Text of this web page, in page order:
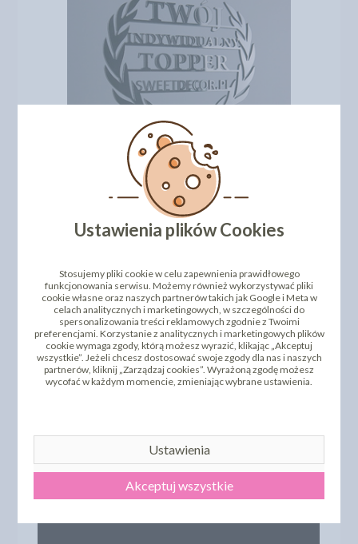
Proces tworzenia topperów
Ustawienia plików Cookies
Stosujemy pliki cookie w celu zapewnienia prawidłowego
funkcjonowania serwisu. Możemy również wykorzystywać pliki
cookie własne oraz naszych partnerów takich jak Google i Meta w
celach analitycznych i marketingowych, w szczególności do
spersonalizowania treści reklamowych zgodnie z Twoimi
preferencjami. Korzystanie z analitycznych i marketingowych plików
cookie wymaga zgody, którą możesz wyrazić, klikając „Akceptuj
wszystkie”. Jeżeli chcesz dostosować swoje zgody dla nas i naszych
partnerów, kliknij „Zarządzaj cookies”. Wyrażoną zgodę możesz
wycofać w każdym momencie, zmieniając wybrane ustawienia.
Ustawienia
Akceptuj wszystkie